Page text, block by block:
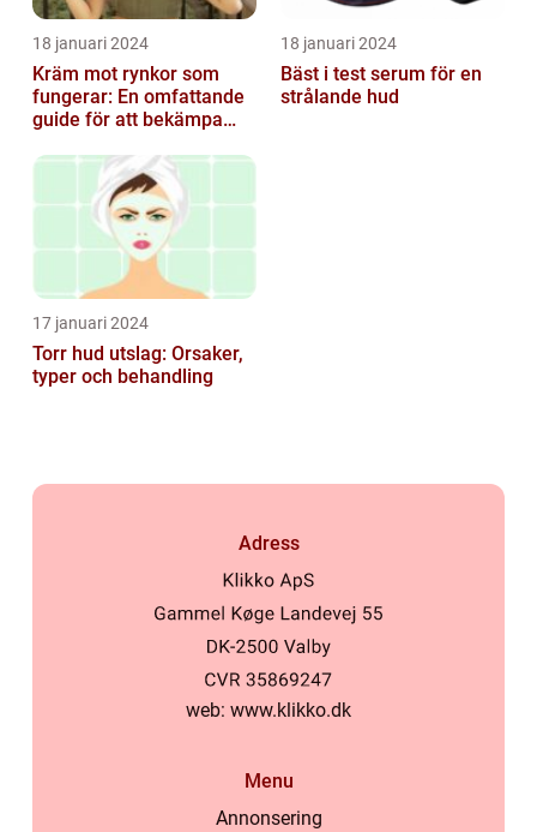
18 januari 2024
Kräm mot rynkor som
fungerar: En omfattande
guide för att bekämpa
18 januari 2024
Bäst i test serum för en
strålande hud
17 januari 2024
Torr hud utslag: Orsaker,
typer och behandling
Adress
web: www.klikko.dk
Menu
Annonsering